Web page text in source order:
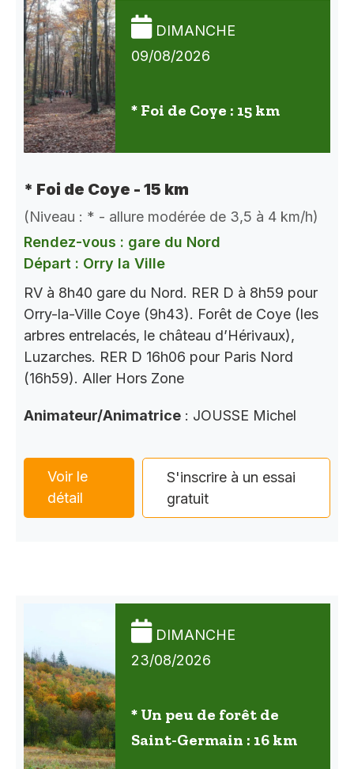
DIMANCHE
09/08/2026
* Foi de Coye : 15 km
* Foi de Coye - 15 km
(Niveau : * - allure modérée de 3,5 à 4 km/h)
Rendez-vous : gare du Nord
Départ : Orry la Ville
RV à 8h40 gare du Nord. RER D à 8h59 pour
Orry-la-Ville Coye (9h43). Forêt de Coye (les
arbres entrelacés, le château d’Hérivaux),
Luzarches. RER D 16h06 pour Paris Nord
(16h59). Aller Hors Zone
Animateur/Animatrice : JOUSSE Michel
Voir le
détail
S'inscrire à un essai
gratuit
DIMANCHE
23/08/2026
* Un peu de forêt de
Saint-Germain : 16 km